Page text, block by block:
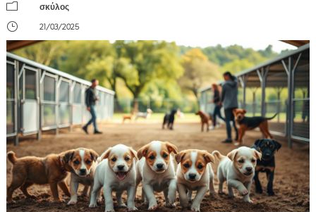
m
σκύλος
}
21/03/2025